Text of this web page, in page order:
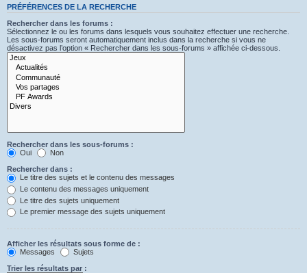
PRÉFÉRENCES DE LA RECHERCHE
Rechercher dans les forums :
Sélectionnez le ou les forums dans lesquels vous souhaitez effectuer une recherche.
Les sous-forums seront automatiquement inclus dans la recherche si vous ne
désactivez pas l’option « Rechercher dans les sous-forums » affichée ci-dessous.
Rechercher dans les sous-forums :
Oui
Non
Rechercher dans :
Le titre des sujets et le contenu des messages
Le contenu des messages uniquement
Le titre des sujets uniquement
Le premier message des sujets uniquement
Afficher les résultats sous forme de :
Messages
Sujets
Trier les résultats par :